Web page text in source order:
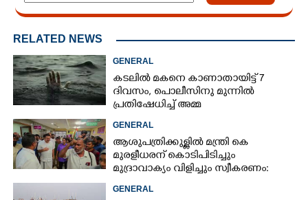
RELATED NEWS
GENERAL
കടലിൽ മകനെ കാണാതായിട്ട് 7
ദിവസം, പൊലീസിനു മുന്നിൽ
പ്രതിഷേധിച്ച് അമ്മ
GENERAL
ആശുപത്രിക്കുള്ളിൽ മന്ത്രി കെ
മുരളീധരന് കൊടിപിടിച്ചും
മുദ്രാവാക്യം വിളിച്ചും സ്വീകരണം:
പിന്നാലെ വ്യാപകവിമർശനം
GENERAL